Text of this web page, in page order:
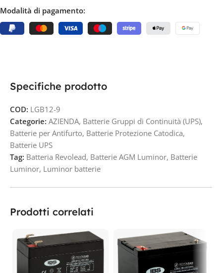
Modalità di pagamento:
Specifiche prodotto
COD: LGB12-9
Categorie: AZIENDA, Batterie Gruppi di Continuità (UPS),
Batterie per Antifurto, Batterie Protezione Catodica,
Batterie UPS
Tag: Batteria Revolead, Batterie AGM Luminor, Batterie
Luminor, Luminor batterie
Prodotti correlati